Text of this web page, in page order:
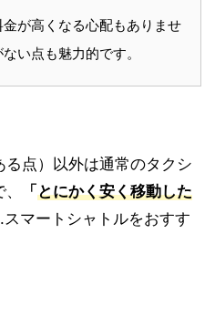
が高くなる心配もありませ
い点も魅力的です。
点）以外は通常のタクシ
「 とにかく安く移動した
マートシャトルをおすす